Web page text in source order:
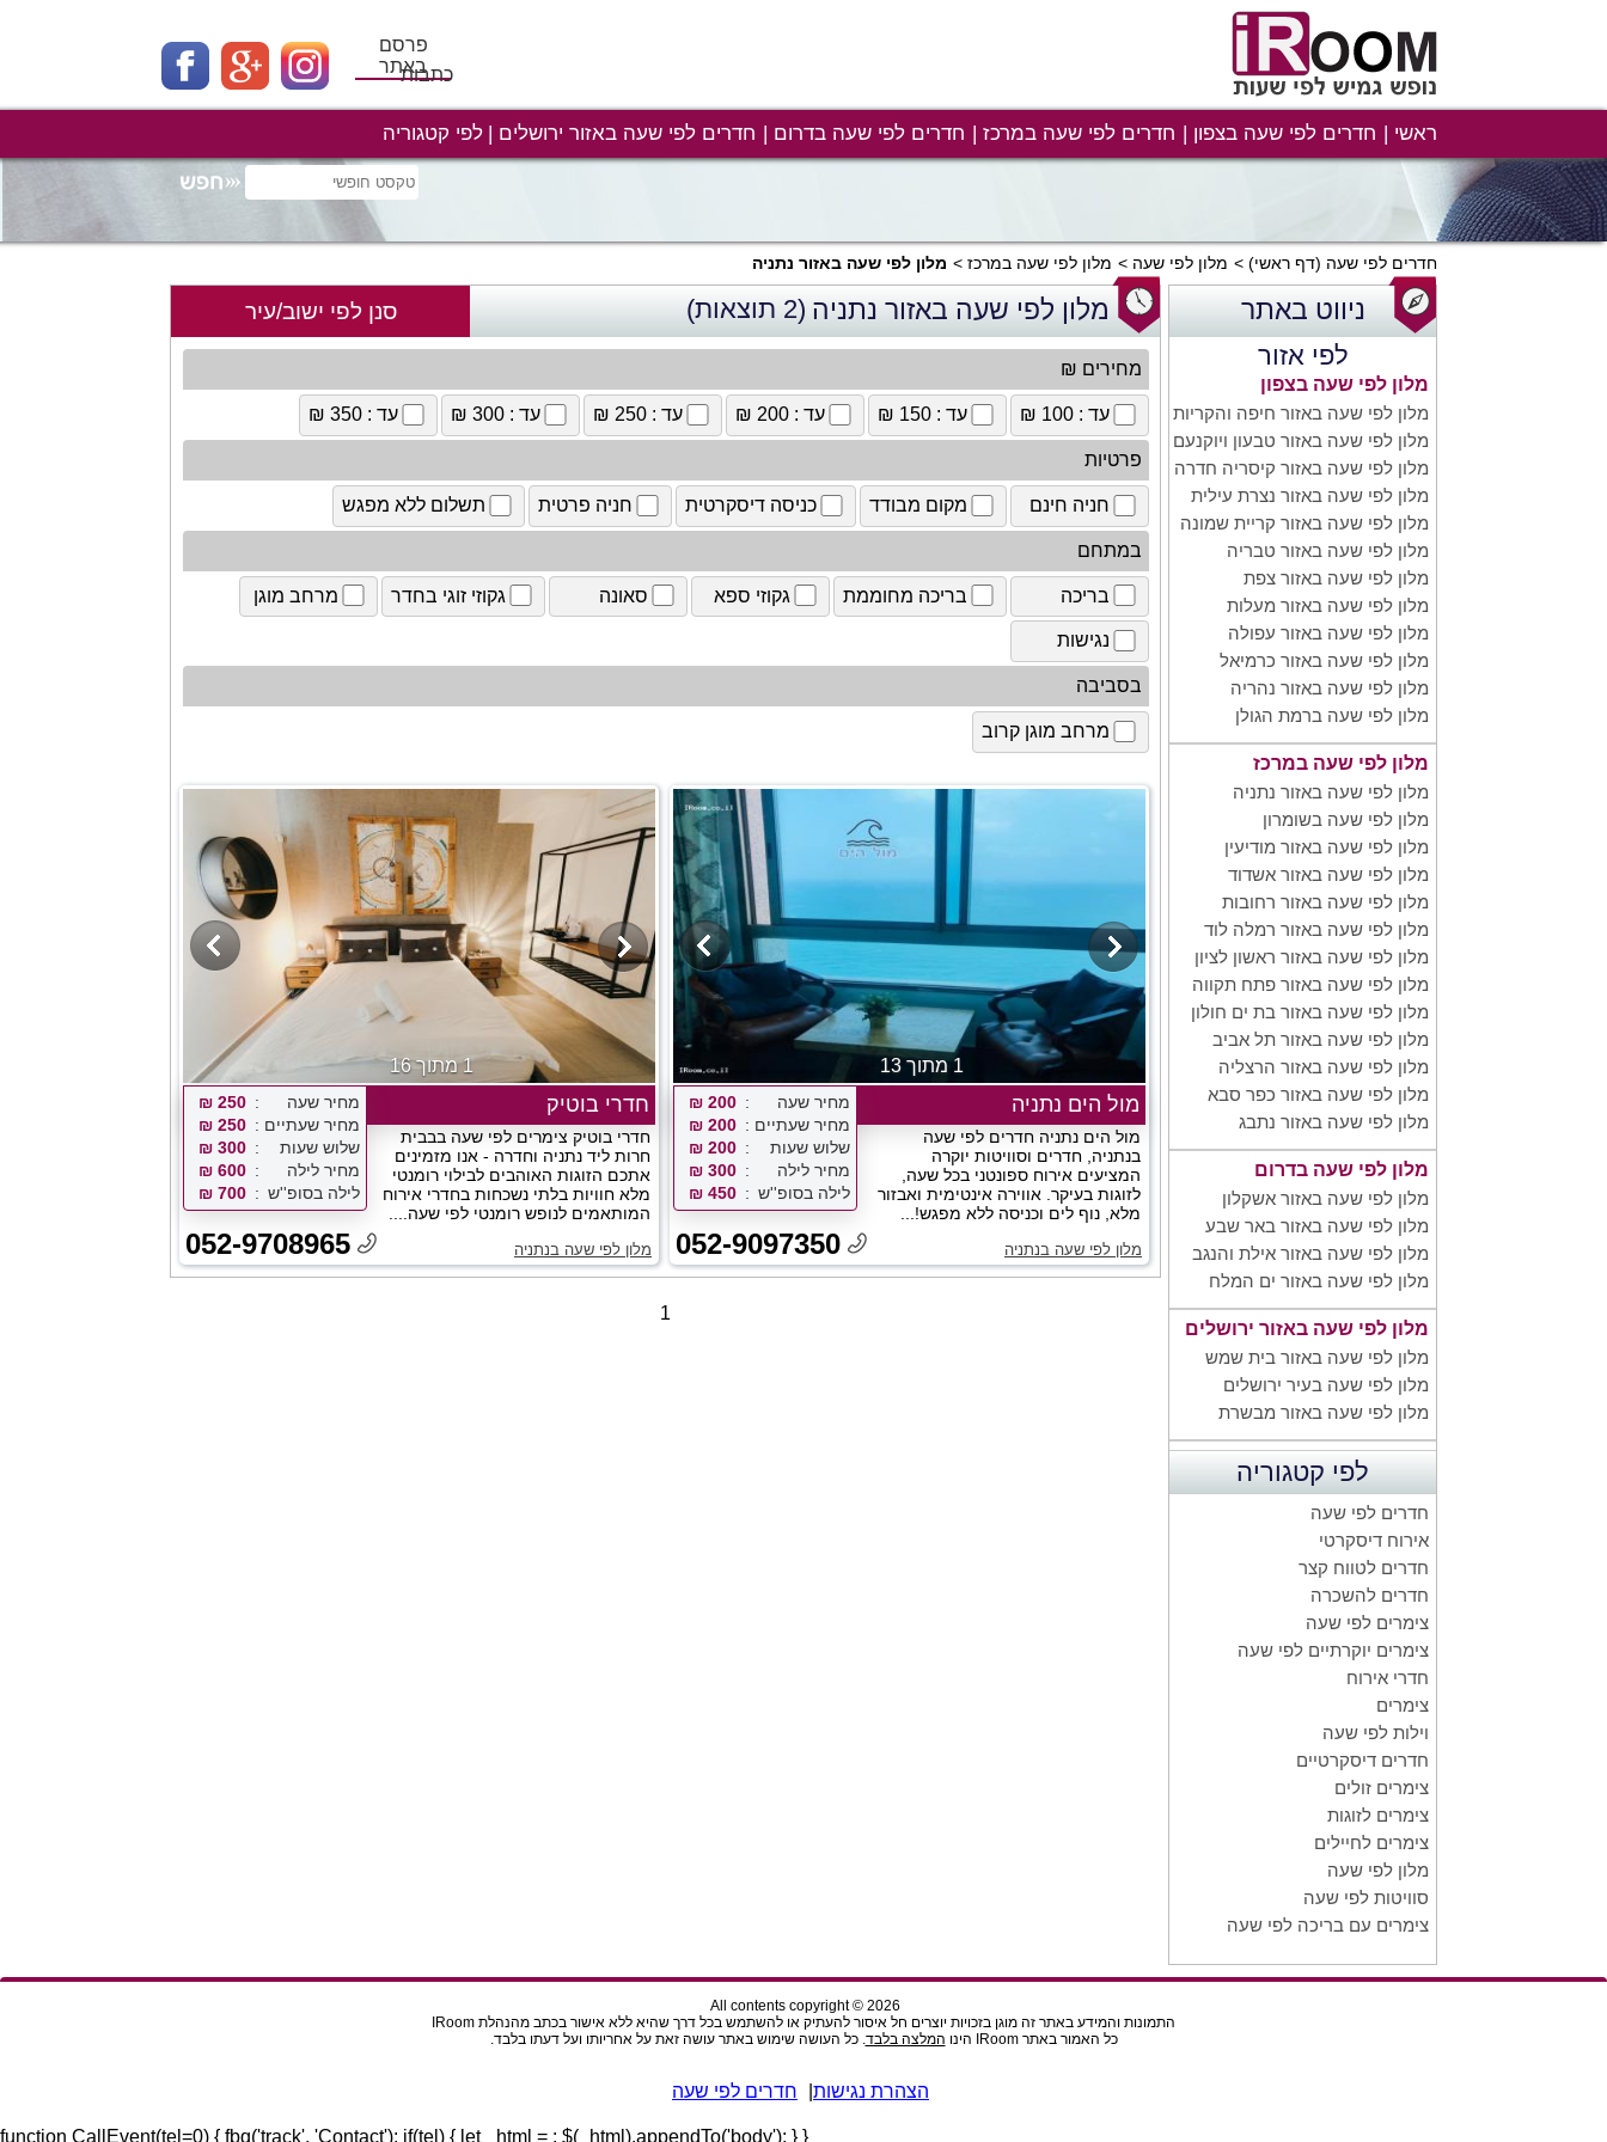
פרסם
באתרכתבות
ראשי חדרים לפי שעה בצפון חדרים לפי שעה במרכז חדרים לפי שעה בדרום חדרים לפי שעה באזור ירושלים לפי קטגוריה
חדרים לפי שעה (דף ראשי) מלון לפי שעה מלון לפי שעה במרכז מלון לפי שעה באזור נתניה
ניווט באתר
לפי אזור
מלון לפי שעה בצפון
מלון לפי שעה באזור חיפה והקריות
מלון לפי שעה באזור טבעון ויוקנעם
מלון לפי שעה באזור קיסריה חדרה
מלון לפי שעה באזור נצרת עילית
מלון לפי שעה באזור קריית שמונה
מלון לפי שעה באזור טבריה
מלון לפי שעה באזור צפת
מלון לפי שעה באזור מעלות
מלון לפי שעה באזור עפולה
מלון לפי שעה באזור כרמיאל
מלון לפי שעה באזור נהריה
מלון לפי שעה ברמת הגולן
מלון לפי שעה במרכז
מלון לפי שעה באזור נתניה
מלון לפי שעה בשומרון
מלון לפי שעה באזור מודיעין
מלון לפי שעה באזור אשדוד
מלון לפי שעה באזור רחובות
מלון לפי שעה באזור רמלה לוד
מלון לפי שעה באזור ראשון לציון
מלון לפי שעה באזור פתח תקווה
מלון לפי שעה באזור בת ים חולון
מלון לפי שעה באזור תל אביב
מלון לפי שעה באזור הרצליה
מלון לפי שעה באזור כפר סבא
מלון לפי שעה באזור נתבג
מלון לפי שעה בדרום
מלון לפי שעה באזור אשקלון
מלון לפי שעה באזור באר שבע
מלון לפי שעה באזור אילת והנגב
מלון לפי שעה באזור ים המלח
מלון לפי שעה באזור ירושלים
מלון לפי שעה באזור בית שמש
מלון לפי שעה בעיר ירושלים
מלון לפי שעה באזור מבשרת
לפי קטגוריה
חדרים לפי שעה
אירוח דיסקרטי
חדרים לטווח קצר
חדרים להשכרה
צימרים לפי שעה
צימרים יוקרתיים לפי שעה
חדרי אירוח
צימרים
וילות לפי שעה
חדרים דיסקרטיים
צימרים זולים
צימרים לזוגות
צימרים לחיילים
מלון לפי שעה
סוויטות לפי שעה
צימרים עם בריכה לפי שעה
מלון לפי שעה באזור נתניה (2 תוצאות) סנן לפי ישוב/עיר
מחירים ₪
עד : 100 ₪ עד : 150 ₪ עד : 200 ₪ עד : 250 ₪ עד : 300 ₪ עד : 350 ₪
פרטיות
חניה חינם מקום מבודד כניסה דיסקרטית חניה פרטית תשלום ללא מפגש
במתחם
בריכה בריכה מחוממת גקוזי ספא סאונה גקוזי זוגי בחדר מרחב מוגן
נגישות
בסביבה
מרחב מוגן קרוב
1 מתוך 13
מול הים נתניה
מול הים נתניה חדרים לפי שעה
בנתניה, חדרים וסוויטות יוקרה
המציעים אירוח ספונטני בכל שעה,
לזוגות בעיקר. אווירה אינטימית ואבזור
מלא, נוף לים וכניסה ללא מפגש!...
מלון לפי שעה בנתניה
מחיר שעה
200 ₪
מחיר שעתיים
200 ₪
שלוש שעות
200 ₪
מחיר לילה
300 ₪
לילה בסופ''ש
450 ₪
052-9097350
1 מתוך 16
חדרי בוטיק
חדרי בוטיק צימרים לפי שעה בבבית
חרות ליד נתניה וחדרה - אנו מזמינים
אתכם הזוגות האוהבים לבילוי רומנטי
מלא חוויות בלתי נשכחות בחדרי אירוח
המותאמים לנופש רומנטי לפי שעה....
מלון לפי שעה בנתניה
מחיר שעה
250 ₪
מחיר שעתיים
250 ₪
שלוש שעות
300 ₪
מחיר לילה
600 ₪
לילה בסופ''ש
700 ₪
052-9708965
1
All contents copyright © 2026
התמונות והמידע באתר זה מוגן בזכויות יוצרים חל איסור להעתיק או להשתמש בכל דרך שהיא ללא אישור בכתב מהנהלת IRoom
כל האמור באתר IRoom הינו
המלצה בלבד. כל העושה שימוש באתר עושה זאת על אחריותו ועל דעתו בלבד.
חדרים לפי שעה הצהרת נגישות
function CallEvent(tel=0) { fbq('track', 'Contact'); if(tel) { let _html = ; $(_html).appendTo('body'); } }